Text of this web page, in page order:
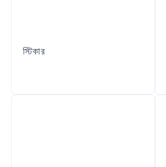
স্টিকার